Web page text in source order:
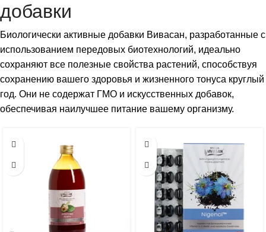
добавки
Биологически активные добавки Вивасан, разработанные с
использованием передовых биотехнологий, идеально
сохраняют все полезные свойства растений, способствуя
сохранению вашего здоровья и жизненного тонуса круглый
год. Они не содержат ГМО и искусственных добавок,
обеспечивая наилучшее питание вашему организму.